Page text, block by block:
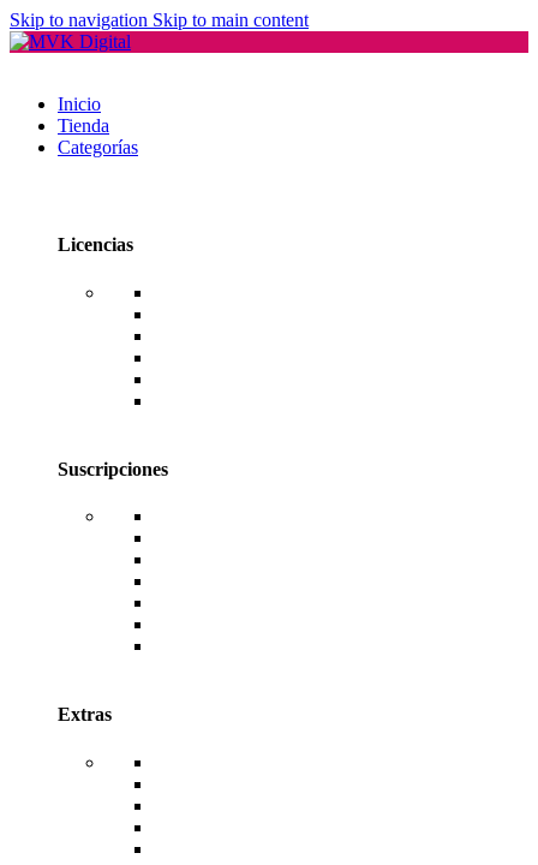
Skip to navigation Skip to main content
Inicio
Tienda
Categorías
Licencias
Suscripciones
Extras